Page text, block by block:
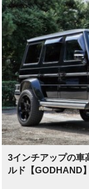
3インチアップの車
ルド【GODHAND】